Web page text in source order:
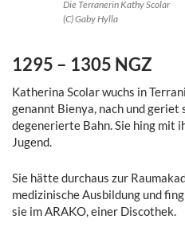
Die Terranerin Kathy Scolar
(C) Gaby Hylla
1295 – 1305 NGZ
Katherina Scolar wuchs in
genannt Bienya, nach und
degenerierte Bahn. Sie hing mit
Jugend.
Sie hätte durchaus zur
medizinische Ausbildung und
sie im ARAKO, einer Discothek.